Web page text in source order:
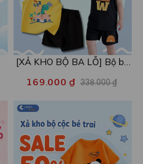
[XẢ KHO BỘ BA LỖ] Bộ ba
size từ 15-40kg - Quần áo
bé trai - Loza Kids XABL01
169.000 ₫ 338.000 ₫